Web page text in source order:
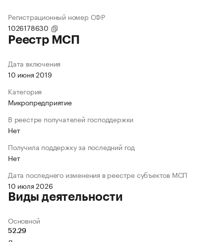
Регистрационный номер СФР
1026178630
Реестр МСП
Дата включения
10 июня 2019
Категория
Микропредприятие
В реестре получателей господдержки
Нет
Получила поддержку за последний год
Нет
Дата последнего изменения в реестре субъектов МСП
10 июля 2026
Виды деятельности
Основной
52.29